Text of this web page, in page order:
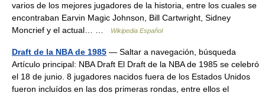
varios de los mejores jugadores de la historia, entre los cuales se
encontraban Earvin Magic Johnson, Bill Cartwright, Sidney
Moncrief y el actual… …
Wikipedia Español
Draft de la NBA de 1985 — Saltar a navegación, búsqueda
Artículo principal: NBA Draft El Draft de la NBA de 1985 se celebró
el 18 de junio. 8 jugadores nacidos fuera de los Estados Unidos
fueron incluídos en las dos primeras rondas, entre ellos el